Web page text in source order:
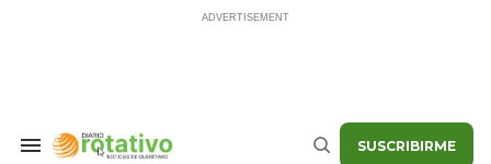
Search
Buscar SUSCRIBIRME